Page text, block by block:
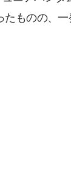
ものの、